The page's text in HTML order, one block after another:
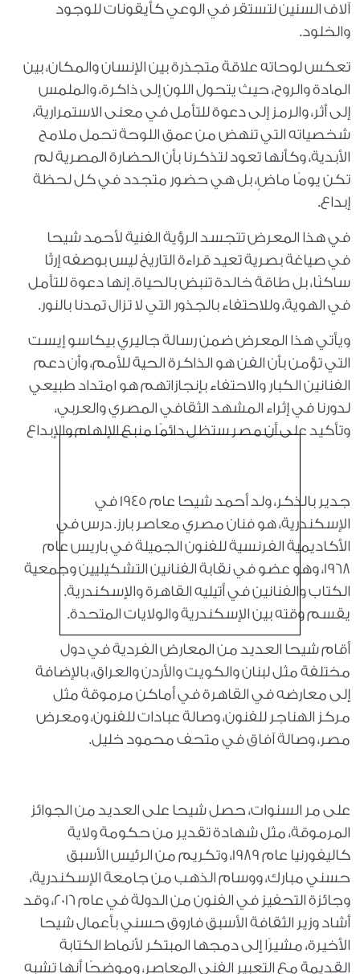
آلاف السنين لتستقر في الوعي كأيقونات للوجود
والخلود.
تعكس لوحاته علاقة متجذرة بين الإنسان والمكان، بين
المادة والروح، حيث يتحول اللون إلى ذاكرة، والملمس
إلى أثر، والرمز إلى دعوة للتأمل في معنى الاستمرارية،
شخصياته التي تنهض من عمق اللوحة تحمل ملامح
الأبدية، وكأنها تعود لتذكرنا بأن الحضارة المصرية لم
تكن يومًا ماضٍ، بل هي حضور متجدد في كل لحظة
إبداع.
في هذا المعرض تتجسد الرؤية الفنية لأحمد شيحا
في صياغة بصرية تعيد قراءة التاريخ ليس بوصفه إرثًا
ساكنًا، بل طاقة خالدة تنبض بالحياة. إنها دعوة للتأمل
في الهوية، وللاحتفاء بالجذور التي لا تزال تمدنا بالنور.
ويأتي هذا المعرض ضمن رسالة جاليري بيكاسو إيست
التي تؤمن بأن الفن هو الذاكرة الحية للأمم، وأن دعم
الفنانين الكبار والاحتفاء بإنجازاتهم هو امتداد طبيعي
لدورنا في إثراء المشهد الثقافي المصري والعربي،
وتأكيد على أن مصر ستظل دائمًا منبع الإلهام والإبداع
جدير بالذكر، ولد أحمد شيحا عام 1945 في
الإسكندرية، هو فنان مصري معاصر بارز. درس في
الأكاديمية الفرنسية للفنون الجميلة في باريس عام
1968، وهو عضو في نقابة الفنانين التشكيليين وجمعية
الكتاب والفنانين في أتيليه القاهرة والإسكندرية.
يقسم وقته بين الإسكندرية والولايات المتحدة.
أقام شيحا العديد من المعارض الفردية في دول
مختلفة مثل لبنان والكويت والأردن والعراق، بالإضافة
إلى معارضه في القاهرة في أماكن مرموقة مثل
مركز الهناجر للفنون، وصالة عبادات للفنون، ومعرض
مصر، وصالة آفاق في متحف محمود خليل.
على مر السنوات، حصل شيحا على العديد من الجوائز
المرموقة، مثل شهادة تقدير من حكومة ولاية
كاليفورنيا عام 1989، وتكريم من الرئيس الأسبق
حسني مبارك، ووسام الذهب من جامعة الإسكندرية،
وجائزة التحفيز في الفنون من الدولة في عام 2016، وقد
أشاد وزير الثقافة الأسبق فاروق حسني بأعمال شيحا
الأخيرة، مشيرًا إلى دمجها المبتكر لأنماط الكتابة
القديمة مع التعبير الفني المعاصر، وموضحًا أنها تشبه